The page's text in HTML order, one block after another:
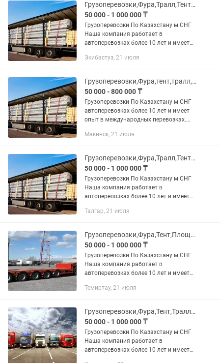
Грузоперевозки,Фура,Тралл,Тент,Реф,площадка,длинномер,шаландра,самосвал,газ
50 000 - 1 000 000 ₸
Грузоперевозки По Казахстану м СНГ
Наша компания работает в
автоперевозках более 10 лет и имеет
Предоставляем все виды документов.
Экибастуз, 21 июля
Грузоперевозки,Фура,тент,тралл,площадка,длинномер,камаз,газель,самосвал,реф
50 000 - 800 000 ₸
Грузоперевозки По Казахстану м СНГ
автоперевозках более 10 лет и имеет
опыт в международных перевозках.
документов.таможеннемоу
видами...
Макинск, 21 июля
Грузоперевозки,Фура,Тралл,Тент,Реф,площадка,длинномер,самосвалкамаз,газель
50 000 - 1 000 000 ₸
Грузоперевозки По Казахстану м СНГ
Наша компания работает в
автоперевозках более 10 лет и имеет
Предоставляем все виды документов.
Талгар, 21 июля
Грузоперевозки,Фура,Тент,Площадка,Длинномер,Тралл,самосвал,камаз,газель
50 000 - 1 000 000 ₸
Грузоперевозки По Казахстану м СНГ
Наша компания работает в
автоперевозках более 10 лет и имеет
Предоставляем все виды документов.
Темиртау, 21 июля
Грузоперевозки,Фура,Тент,Тралл,Реф,площадка,длинномер,камаз,газель
50 000 - 1 000 000 ₸
Грузоперевозки По Казахстану м СНГ
Наша компания работает в
автоперевозках более 10 лет и имеет